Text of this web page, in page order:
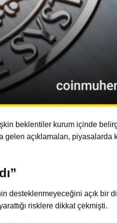
beklentiler kurum içinde
gelen açıklamaları, piyasalarda
desteklenmeyeceğini açık bir
risklere dikkat çekmişti.